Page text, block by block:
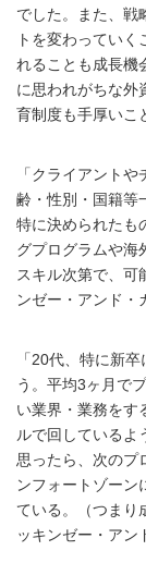
でした。また、戦
トを変わってい
れることも成長機
に思われがちな外
育制度も手厚いこ
「クライアント
齢・性別・国籍等
特に決められたも
グプログラムや海
スキル次第で、可
ンゼー・アンド・
「20代、特に新
う。平均3ヶ月で
い業界・業務をす
ルで回しているよ
思ったら、次のプ
ンフォートゾーン
ている。（つまり
ッキンゼー・アン